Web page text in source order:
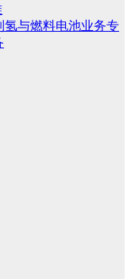
氢与燃料电池业务专